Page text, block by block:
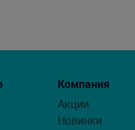
Компания
Акции
Новинки